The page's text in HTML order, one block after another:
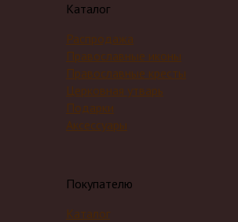
Каталог
Распродажа
Православные иконы
Православные кресты
Церковная утварь
Подарки
Аксессуары
Покупателю
Каталог